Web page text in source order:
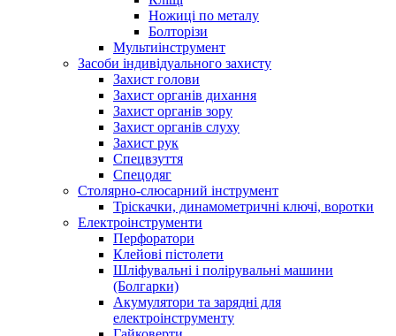
Ножиці по металу
Болторізи
Мультиінструмент
Засоби індивідуального захисту
Захист голови
Захист органів дихання
Захист органів зору
Захист органів слуху
Захист рук
Спецвзуття
Спецодяг
Столярно-слюсарний інструмент
Тріскачки, динамометричні ключі, воротки
Електроінструменти
Перфоратори
Клейові пістолети
Шліфувальні і полірувальні машини
(Болгарки)
Акумулятори та зарядні для
електроінструменту